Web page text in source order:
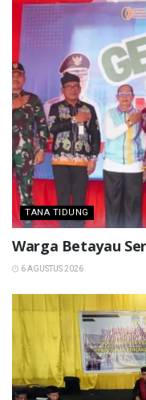
TANA TIDUNG
Warga Betayau
6 AGUSTUS 2026